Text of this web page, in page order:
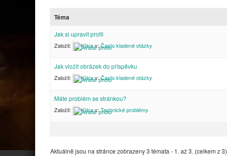
Téma
Jak si upravit profil
Založil: Klárav:Často kladené otázky
Jak vložit obrázek do příspěvku
Založil: Klárav:Často kladené otázky
Máte problém se stránkou?
Založil: Klárav:Technické problémy
Aktuálně jsou na stránce zobrazeny 3 témata - 1. až 3. (celkem z 3)